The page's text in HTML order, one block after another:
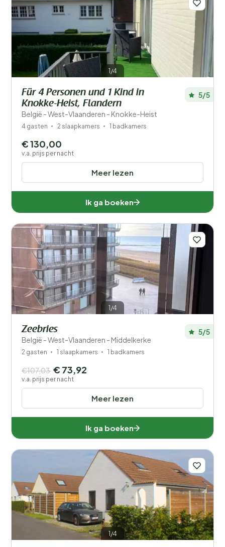
1/4
Für 4 Personen und 1 Kind in
Knokke-Heist, Flandern
België - West-Vlaanderen - Knokke-Heist
5/5
4 gasten 2 slaapkamers 1 badkamers
Meer lezen
€ 130,00
v.a. prijs per nacht
Ik ga boeken
1/4
Zeebries
België - West-Vlaanderen - Middelkerke
5/5
2 gasten 1 slaapkamers 1 badkamers
Meer lezen
€107,03 € 73,92
v.a. prijs per nacht
Ik ga boeken
1/4